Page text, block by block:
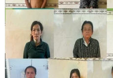
Phó Chủ tịch nước Đặng Thị
nước Nguyễn Thị Doan, Chủ
học bổng và giấy chứng nhận
những người lớn tuổi là tấm